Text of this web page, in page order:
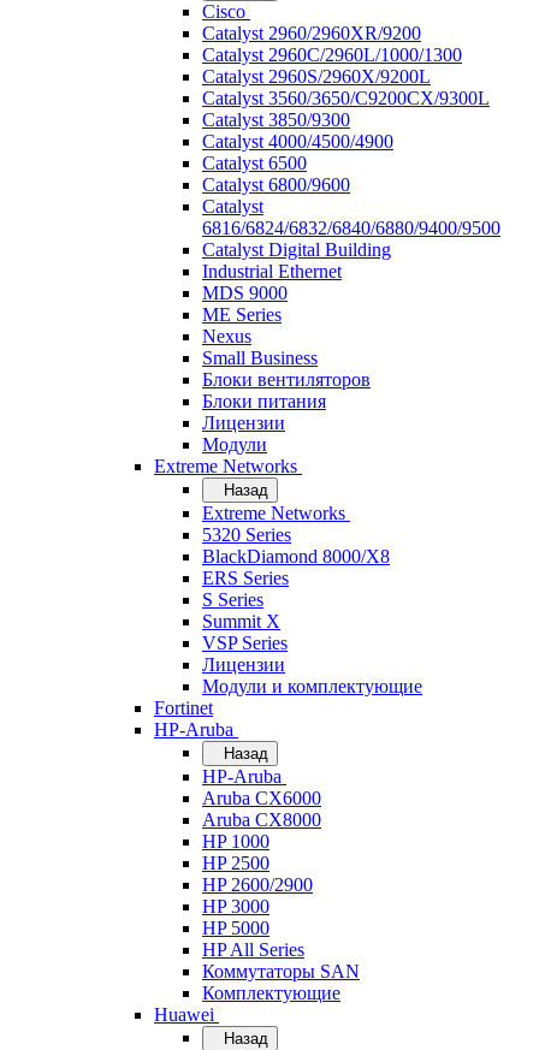
Cisco
Catalyst 2960/2960XR/9200
Catalyst 2960C/2960L/1000/1300
Catalyst 2960S/2960X/9200L
Catalyst 3560/3650/C9200CX/9300L
Catalyst 3850/9300
Catalyst 4000/4500/4900
Catalyst 6500
Catalyst 6800/9600
Catalyst
6816/6824/6832/6840/6880/9400/9500
Catalyst Digital Building
Industrial Ethernet
MDS 9000
ME Series
Nexus
Small Business
Блоки вентиляторов
Блоки питания
Лицензии
Модули
Extreme Networks
Назад
Extreme Networks
5320 Series
BlackDiamond 8000/X8
ERS Series
S Series
Summit X
VSP Series
Лицензии
Модули и комплектующие
Fortinet
HP-Aruba
Назад
HP-Aruba
Aruba CX6000
Aruba CX8000
HP 1000
HP 2500
HP 2600/2900
HP 3000
HP 5000
HP All Series
Коммутаторы SAN
Комплектующие
Huawei
Назад